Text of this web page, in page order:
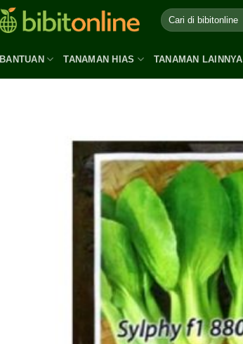
BANTUAN TANAMAN HIAS TANAMAN LAINNYA